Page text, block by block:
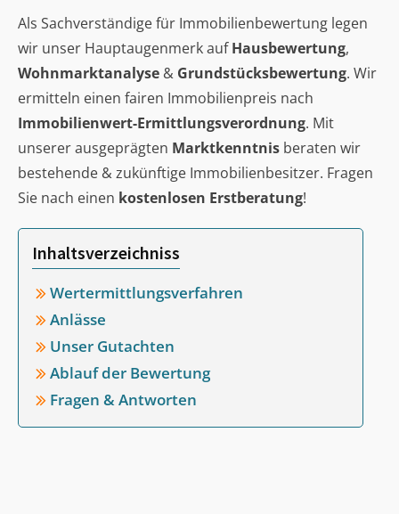
Als Sachverständige für Immobilienbewertung legen
wir unser Hauptaugenmerk aufHausbewertung,
Wohnmarktanalyse & Grundstücksbewertung. Wir
ermitteln einen fairen Immobilienpreis nach
Immobilienwert-Ermittlungsverordnung. Mit
unserer ausgeprägten Marktkenntnis beraten wir
bestehende & zukünftige Immobilienbesitzer. Fragen
Sie nach einen kostenlosen Erstberatung!
Inhaltsverzeichniss
Wertermittlungsverfahren
Anlässe
Unser Gutachten
Ablauf der Bewertung
Fragen & Antworten